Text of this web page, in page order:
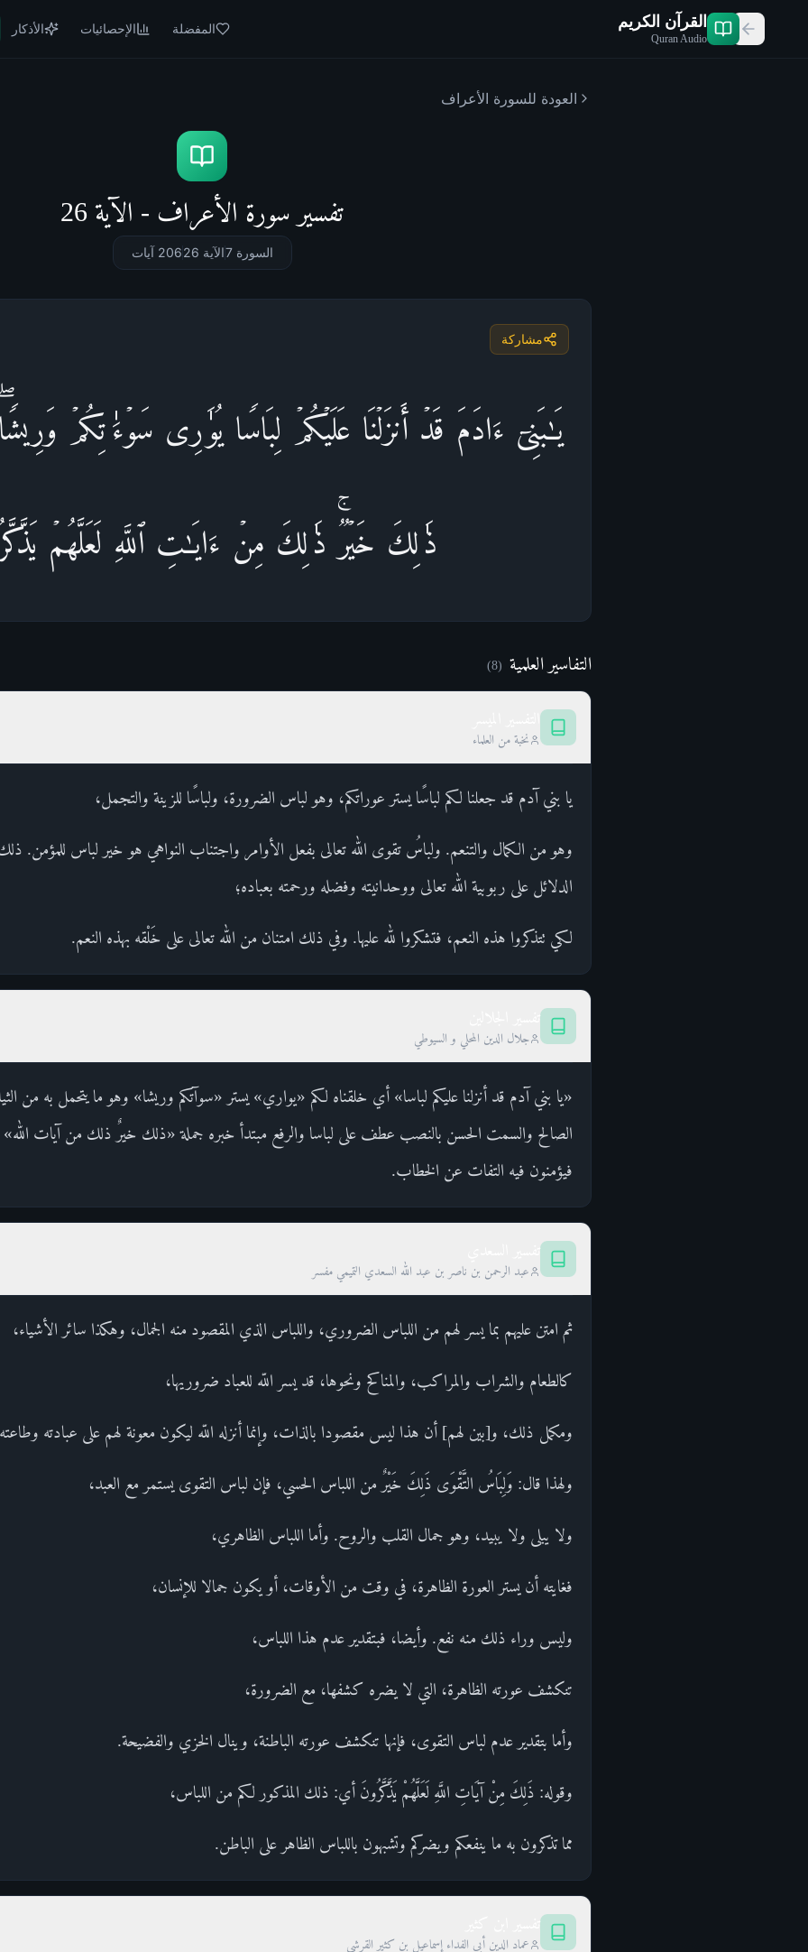
القرآن الكريم
Quran Audio
المفضلة الإحصائيات الأذكار
العودة للسورة الأعراف
تفسير سورة الأعراف - الآية 26
السورة 7 الآية 26 206 آيات
مشاركة
یَـٰبَنِیۤ ءَادَمَ قَدۡ أَنزَلۡنَا عَلَیۡكُمۡ لِبَاسࣰا یُوَ ٰ⁠رِی سَوۡءَ ٰ⁠ تِكُمۡ
ذَ ٰ⁠لِكَ خَیۡرࣱۚ ذَ ٰ⁠لِكَ مِنۡ ءَایَـٰتِ ٱللَّهِ لَعَلَّهُمۡ
التفاسير العلمية (
8
)
نخبة من العلماء
يا بني آدم قد جعلنا لكم لباسًا يستر عوراتكم، وهو لباس الضرورة، ولباسًا للزينة والتجمل،
وهو من الكمال والتنعم. ولباسُ تقوى الله تعالى بفعل الأوامر واجتناب النواهي هو خير لباس للمؤمن.
الدلائل على ربوبية الله تعالى ووحدانيته وفضله ورحمته بعباده؛
لكي تتذكروا هذه النعم، فتشكروا لله عليها. وفي ذلك امتنان من الله تعالى على خَلْقه بهذه النعم.
جلال الدين المحلي و السيوطي
«يا بني آدم قد أنزلنا عليكم لباسا» أي خلقناه لكم «يواري» يستر «سوآتكم وريشا» وهو ما يتحمل به من
الصالح والسمت الحسن بالنصب عطف على لباسا والرفع مبتدأ خبره جملة «ذلك خيرٌ ذلك من آيات الله»
فيؤمنون فيه التفات عن الخطاب.
عبد الرحمن بن ناصر بن عبد الله السعدي التميمي مفسر
ثم امتن عليهم بما يسر لهم من اللباس الضروري، واللباس الذي المقصود منه الجمال، وهكذا سائر الأشياء،
كالطعام والشراب والمراكب، والمناكح ونحوها، قد يسر اللّه للعباد ضروريها،
ومكمل ذلك، و[بين لهم] أن هذا ليس مقصودا بالذات، وإنما أنزله اللّه ليكون معونة لهم على عبادته
ولهذا قال: وَلِبَاسُ التَّقْوَى ذَلِكَ خَيْرٌ من اللباس الحسي، فإن لباس التقوى يستمر مع العبد،
ولا يبلى ولا يبيد، وهو جمال القلب والروح. وأما اللباس الظاهري،
فغايته أن يستر العورة الظاهرة، في وقت من الأوقات، أو يكون جمالا للإنسان،
وليس وراء ذلك منه نفع. وأيضا، فبتقدير عدم هذا اللباس،
تنكشف عورته الظاهرة، التي لا يضره كشفها، مع الضرورة،
وأما بتقدير عدم لباس التقوى، فإنها تنكشف عورته الباطنة، وينال الخزي والفضيحة.
وقوله: ذَلِكَ مِنْ آيَاتِ اللَّهِ لَعَلَّهُمْ يَذَّكَّرُونَ أي: ذلك المذكور لكم من اللباس،
مما تذكرون به ما ينفعكم ويضركم وتشبهون باللباس الظاهر على الباطن.
عماد الدين أبي الفداء إسماعيل بن كثير القرشي